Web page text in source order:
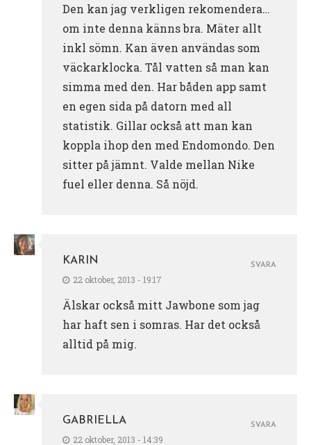
Den kan jag verkligen rekomendera…
om inte denna känns bra. Mäter allt
inkl sömn. Kan även användas som
väckarklocka. Tål vatten så man kan
simma med den. Har båden app samt
en egen sida på datorn med all
statistik. Gillar också att man kan
koppla ihop den med Endomondo. Den
sitter på jämnt. Valde mellan Nike
fuel eller denna. Så nöjd.
KARIN
22 oktober, 2013 - 19:17
Älskar också mitt Jawbone som jag
har haft sen i somras. Har det också
alltid på mig.
SVARA
GABRIELLA
22 oktober, 2013 - 14:39
SVARA